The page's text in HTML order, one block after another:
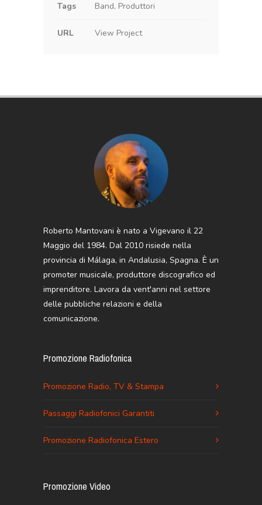
Tags Band, Produttori
URL View Project
Roberto Mantovani è nato a Vigevano il 22
Maggio del 1984. Dal 2010 risiede nella
provincia di Málaga, in Andalusia, Spagna. È un
promoter musicale, produttore discografico ed
imprenditore. Lavora da vent'anni nel settore
delle pubbliche relazioni e della
comunicazione.
Promozione Radiofonica
Promozione Radio, TV & Stampa
Passaggi Radiofonici Garantiti
Promozione Radiofonica Estero
Promozione Video